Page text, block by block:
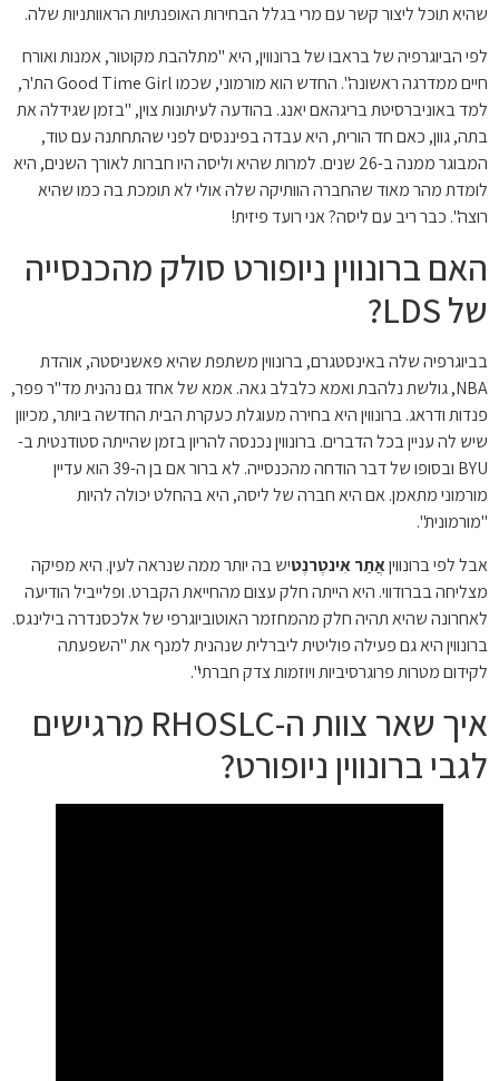
שהיא תוכל ליצור קשר עם מרי בגלל הבחירות האופנתיות הראוותניות שלה.
לפי הביוגרפיה של בראבו של ברונווין, היא "מתלהבת מקוטור, אמנות ואורח
חיים ממדרגה ראשונה". החדש הוא מורמוני, שכמו Good Time Girl הת'ר,
למד באוניברסיטת בריגהאם יאנג. בהודעה לעיתונות צוין, "בזמן שגידלה את
בתה, גוון, כאם חד הורית, היא עבדה בפיננסים לפני שהתחתנה עם טוד,
המבוגר ממנה ב-26 שנים. למרות שהיא וליסה היו חברות לאורך השנים, היא
לומדת מהר מאוד שהחברה הוותיקה שלה אולי לא תומכת בה כמו שהיא
רוצה". כבר ריב עם ליסה? אני רועד פיזית!
האם ברונווין ניופורט סולק מהכנסייה
של LDS?
בביוגרפיה שלה באינסטגרם, ברונווין משתפת שהיא פאשניסטה, אוהדת
NBA, גולשת נלהבת ואמא כלבלב גאה. אמא של אחד גם נהנית מד"ר פפר,
פנדות ודראג. ברונווין היא בחירה מעוגלת כעקרת הבית החדשה ביותר, מכיוון
שיש לה עניין בכל הדברים. ברונווין נכנסה להריון בזמן שהייתה סטודנטית ב-
BYU ובסופו של דבר הודחה מהכנסייה. לא ברור אם בן ה-39 הוא עדיין
מורמוני מתאמן. אם היא חברה של ליסה, היא בהחלט יכולה להיות
"מורמונית".
אבל לפי ברונוויןאֲתַר אִינטֶרנֶטיש בה יותר ממה שנראה לעין. היא מפיקה
מצליחה בברודווי. היא הייתה חלק עצום מהחייאת הקברט. ופלייביל הודיעה
לאחרונה שהיא תהיה חלק מהמחזמר האוטוביוגרפי של אלכסנדרה בילינגס.
ברונווין היא גם פעילה פוליטית ליברלית שנהנית למנף את "השפעתה
לקידום מטרות פרוגרסיביות ויוזמות צדק חברתי".
איך שאר צוות ה-RHOSLC מרגישים
לגבי ברונווין ניופורט?